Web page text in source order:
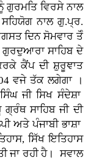
ਗੁਰਮਤਿ ਵਿਰਸੇ ਨਾਲ
ਨਾਲ ਗੁ.ਪ੍ਰ.
ਦਿਨ ਸੋਮਵਾਰ ਤੋੰ
ਸਾਹਿਬ ਦੇ
ਕੈਂਪ ਦੀ ਸ਼ੁਰੂਞਾਤ
ਵਜੇ ਤੱਕ ਲਗੇਗਾ ।
ਜੀ ਸਿਖ ਸੰਦੇਸ਼ਾ
ਸਾਹਿਬ ਜੀ ਦੀ
ਅਤੇ ਪੰਜਾਬੀ ਭਾਸ਼ਾ
ਸਿੱਖ ਇਤਿਹਾਸ
ਜਾ ਰਹੀ ਹੈ। ਸਵਾਲ